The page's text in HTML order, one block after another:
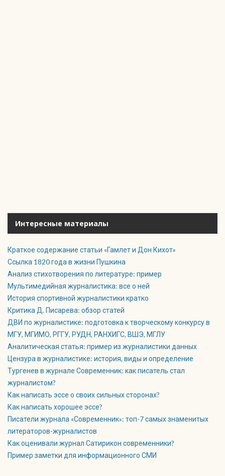
Интересные материалы
Краткое содержание статьи «Гамлет и Дон Кихот»
Ссылка 1820 года в жизни Пушкина
Анализ стихотворения по литературе: пример
Мультимедийная журналистика: все о ней
История спортивной журналистики кратко
Критика Д. Писарева: обзор статей
ДВИ по журналистике: подготовка к творческому конкурсу в
МГУ, МГИМО, РГГУ, РУДН, РАНХИГС, ВШЭ, МГЛУ
Аналитическая статья: пример из журналистики данных
Цензура в журналистике: история, виды и определение
Тургенев в журнале Современник: как писатель стал
журналистом?
Как написать эссе о своих сильных сторонах?
Как написать хорошее эссе?
Писатели журнала «Современник»: топ-7 самых знаменитых
литераторов-журналистов
Как оценивали журнал Сатирикон современники?
Пример заметки для информационного СМИ